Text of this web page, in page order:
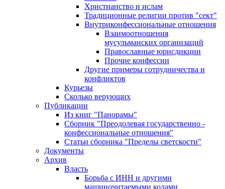
Христианство и ислам
Традиционные религии против "сект"
Внутриконфессиональные отношения
Взаимоотношения
мусульманских организаций
Православные юрисдикции
Прочие конфессии
Другие примеры сотрудничества и
конфликтов
Курьезы
Сколько верующих
Публикации
Из книг "Панорамы"
Сборник "Преодолевая государственно -
конфессиональные отношения"
Статьи сборника "Пределы светскости"
Документы
Архив
Власть
Борьба с ИНН и другими
машиночитаемыми кодами